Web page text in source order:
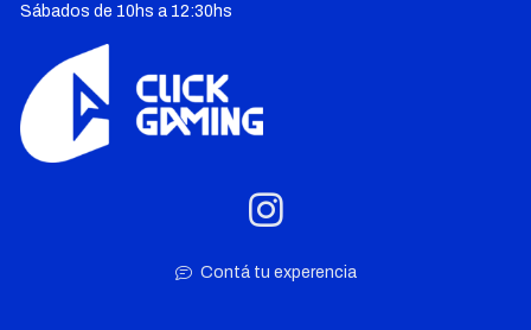
Sábados de 10hs a 12:30hs
Contá tu experencia